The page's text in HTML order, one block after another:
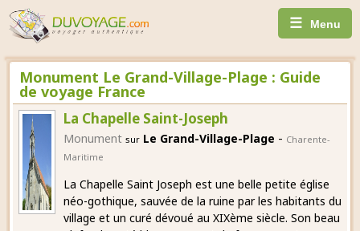
☰ Menu
Monument Le Grand-Village-Plage : Guide
de voyage France
La Chapelle Saint-Joseph
Monument sur Le Grand-Village-Plage - Charente-
Maritime
La Chapelle Saint Joseph est une belle petite église
néo-gothique, sauvée de la ruine par les habitants du
village et un curé dévoué au XIXème siècle. Son beau